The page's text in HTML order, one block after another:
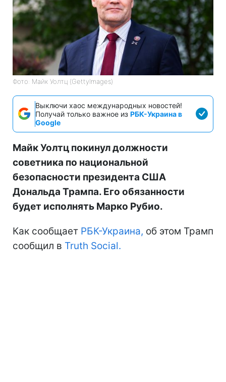
Фото: Майк Уолтц (GettyImagеs)
Выключи хаос международных новостей!
Получай только важное из РБК-Украина в
Google
Майк Уолтц покинул должности
советника по национальной
безопасности президента США
Дональда Трампа. Его обязанности
будет исполнять Марко Рубио.
Как сообщает РБК-Украина, об этом Трамп
сообщил в Truth Social.